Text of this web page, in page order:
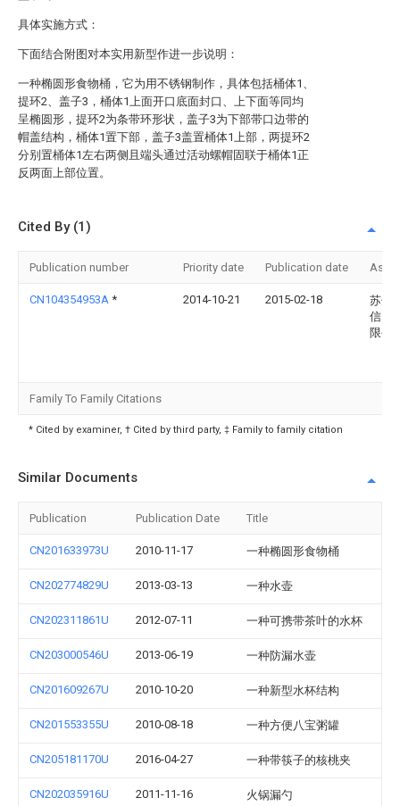
具体实施方式：
下面结合附图对本实用新型作进一步说明：
一种椭圆形食物桶，它为用不锈钢制作，具体包括桶体1、
提环2、盖子3，桶体1上面开口底面封口、上下面等同均
呈椭圆形，提环2为条带环形状，盖子3为下部带口边带的
帽盖结构，桶体1置下部，盖子3盖置桶体1上部，两提环2
分别置桶体1左右两侧且端头通过活动螺帽固联于桶体1正
反两面上部位置。
Cited By (1)
Publication number Priority date Publication date
CN104354953A * 2014-10-21 2015-02-18
苏州
信塑
限公
Family To Family Citations
* Cited by examiner, † Cited by third party, ‡ Family to family citation
Similar Documents
Publication Publication Date Title
CN201633973U 2010-11-17 一种椭圆形食物桶
CN202774829U 2013-03-13 一种水壶
CN202311861U 2012-07-11 一种可携带茶叶的水杯
CN203000546U 2013-06-19 一种防漏水壶
CN201609267U 2010-10-20 一种新型水杯结构
CN201553355U 2010-08-18 一种方便八宝粥罐
CN205181170U 2016-04-27 一种带筷子的核桃夹
CN202035916U 2011-11-16 火锅漏勺